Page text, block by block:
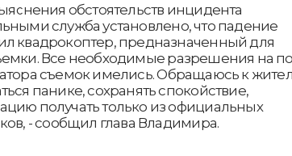
обстоятельств инцидента
служба установлено, что падение
квадрокоптер, предназначенный для
Все необходимые разрешения на
съемок имелись. Обращаюсь к
панике, сохранять спокойствие,
получать только из официальных
- сообщил глава Владимира.